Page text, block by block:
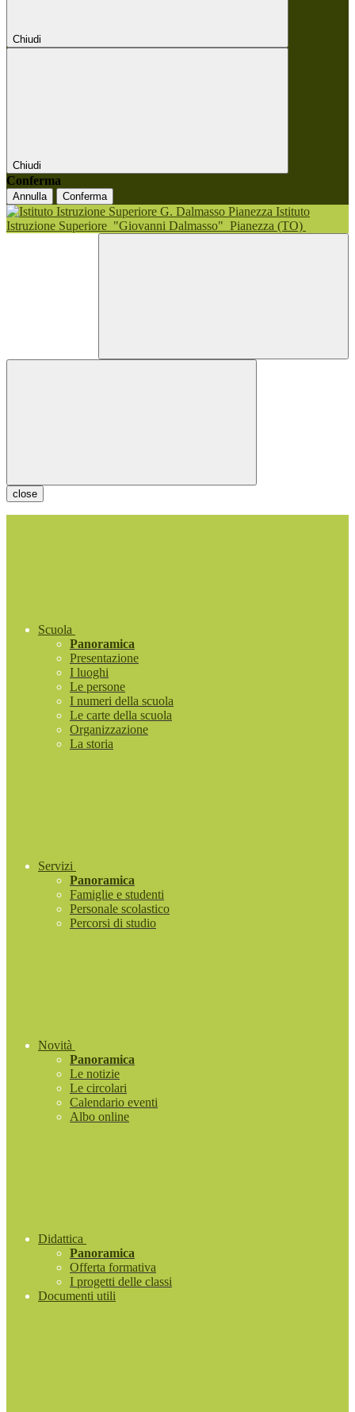
Chiudi
Chiudi
Conferma
Annulla Conferma
Istituto
Istruzione Superiore "Giovanni Dalmasso" Pianezza (TO)
close
Scuola
Panoramica
Presentazione
I luoghi
Le persone
I numeri della scuola
Le carte della scuola
Organizzazione
La storia
Servizi
Panoramica
Famiglie e studenti
Personale scolastico
Percorsi di studio
Novità
Panoramica
Le notizie
Le circolari
Calendario eventi
Albo online
Didattica
Panoramica
Offerta formativa
I progetti delle classi
Documenti utili